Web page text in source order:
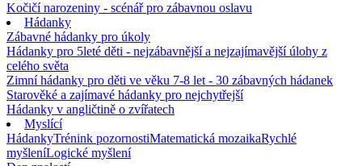
Kočičí narozeniny - scénář pro zábavnou oslavu
Hádanky
Zábavné hádanky pro úkoly
Hádanky pro 5leté děti - nejzábavnější a nejzajímavější úlohy z
celého světa
Zimní hádanky pro děti ve věku 7-8 let - 30 zábavných hádanek
Starověké a zajímavé hádanky pro nejchytřejší
Hádanky v angličtině o zvířatech
Myslící
HádankyTrénink pozornostiMatematická mozaikaRychlé
myšleníLogické myšlení